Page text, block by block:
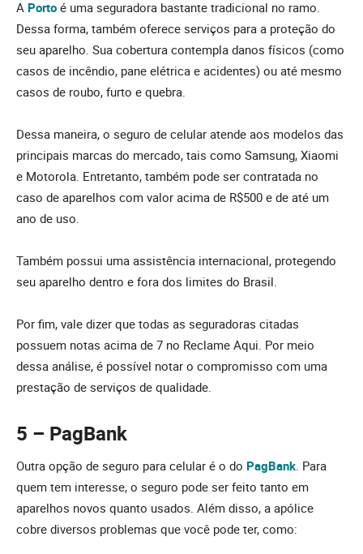
A Porto é uma seguradora bastante tradicional no ramo.
Dessa forma, também oferece serviços para a proteção do
seu aparelho. Sua cobertura contempla danos físicos (como
casos de incêndio, pane elétrica e acidentes) ou até mesmo
casos de roubo, furto e quebra.
Dessa maneira, o seguro de celular atende aos modelos das
principais marcas do mercado, tais como Samsung, Xiaomi
e Motorola. Entretanto, também pode ser contratada no
caso de aparelhos com valor acima de R$500 e de até um
ano de uso.
Também possui uma assistência internacional, protegendo
seu aparelho dentro e fora dos limites do Brasil.
Por fim, vale dizer que todas as seguradoras citadas
possuem notas acima de 7 no Reclame Aqui. Por meio
dessa análise, é possível notar o compromisso com uma
prestação de serviços de qualidade.
5 – PagBank
Outra opção de seguro para celular é o do PagBank . Para
quem tem interesse, o seguro pode ser feito tanto em
aparelhos novos quanto usados. Além disso, a apólice
cobre diversos problemas que você pode ter, como: